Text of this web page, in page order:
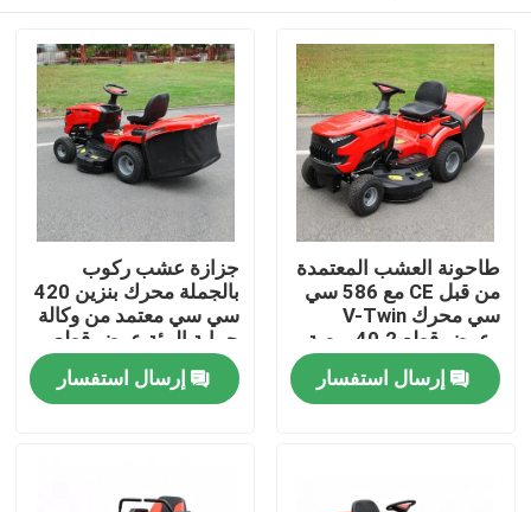
المنتجات
فيديوهات
طاحونة العشب المعتمدة
من قبل CE مع 586 سي
سي محرك V-Twin
وعرض قطع 40.2 بوصة
مصطاد العشب
إرسال استفسار
جزازة عشب ركوب
بالجملة محرك بنزين 420
سي سي معتمد من وكالة
حماية البيئة عرض قطع
38 بوصة دعم مصنعي
المعدات الأصلية
إرسال استفسار